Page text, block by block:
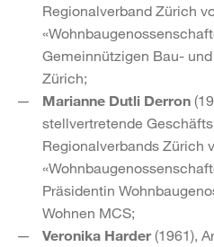
Regionalverband Zürich
Gemeinnützigen Bau-
Zürich;
Marianne Dutli Derron
stellvertretende
Regionalverbands Zürich
Präsidentin
Wohnen MCS;
Veronika Harder(1961),